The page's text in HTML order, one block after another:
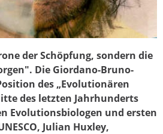
der Schöpfung, sondern die
Die Giordano-Bruno-
des „Evolutionären
des letzten Jahrhunderts
Evolutionsbiologen und ersten
Julian Huxley,